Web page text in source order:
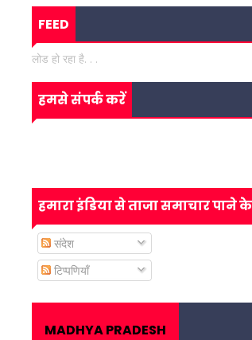
FEED
लोड हो रहा है. . .
हमसे संपर्क करें
हमारा इंडिया से ताजा समाचार पाने
संदेश
टिप्पणियाँ
MADHYA PRADESH